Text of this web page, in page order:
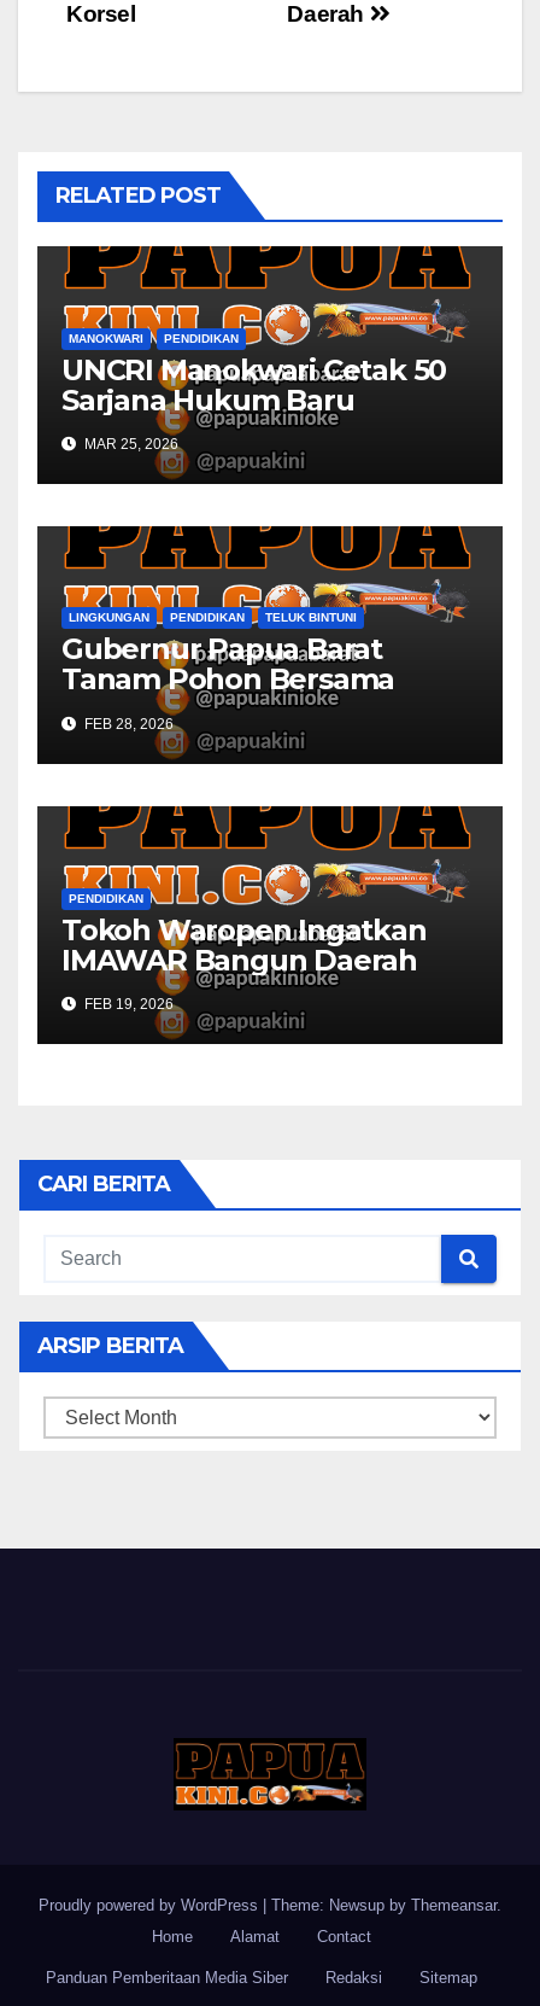
Daerah
Korsel
RELATED POST
MANOKWARI PENDIDIKAN
UNCRI Manokwari Cetak 50
Sarjana Hukum Baru
MAR 25, 2026
LINGKUNGAN PENDIDIKAN TELUK BINTUNI
Gubernur Papua Barat
Tanam Pohon Bersama
Civitas Academica
Universitas Muhammadiyah
FEB 28, 2026
PENDIDIKAN
Tokoh Waropen Ingatkan
IMAWAR Bangun Daerah
FEB 19, 2026
CARI BERITA
ARSIP BERITA
ARSIP
Proudly powered by WordPress Theme: Newsup by Themeansar.
Home
Alamat Contact
Panduan Pemberitaan Media Siber Redaksi Sitemap